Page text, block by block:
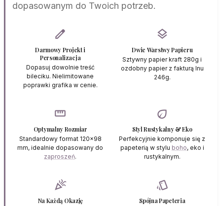
dopasowanym do Twoich potrzeb.
edit
Darmowy Projekt i
Personalizacja
Dopasuj dowolnie treść
bileciku. Nielimitowane
poprawki grafika w cenie.
layers
Dwie Warstwy Papieru
Sztywny papier kraft 280g i
ozdobny papier z fakturą lnu
246g.
straighten
Optymalny Rozmiar
Standardowy format 120x98
mm, idealnie dopasowany do
zaproszeń.
eco
Styl Rustykalny & Eko
Perfekcyjnie komponuje się z
papeterią w stylu boho, eko i
rustykalnym.
celebration
Na Każdą Okazję
style
Spójna Papeteria